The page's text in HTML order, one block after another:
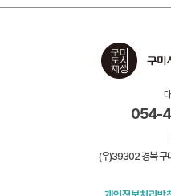
054-
(우)39302 경북 구